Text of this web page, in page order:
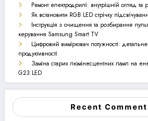
Ремонт електродрилі: внутрішній огляд та
Як встановити RGB LED стрічку
Інструкція з очищення та розбирання
керування Samsung Smart TV
Цифровий вимірювач потужності:
продуктивності
Заміна старих люмінесцентних ламп на
G23 LED
Recent